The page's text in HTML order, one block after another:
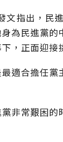
文指出，民
為民進黨
，正面迎接
適合擔任黨
非常艱困